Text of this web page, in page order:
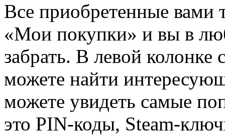
Все приобретенные вами
«Мои покупки» и вы в
забрать. В левой
можете найти
можете увидеть самые
это PIN-коды, Steam-